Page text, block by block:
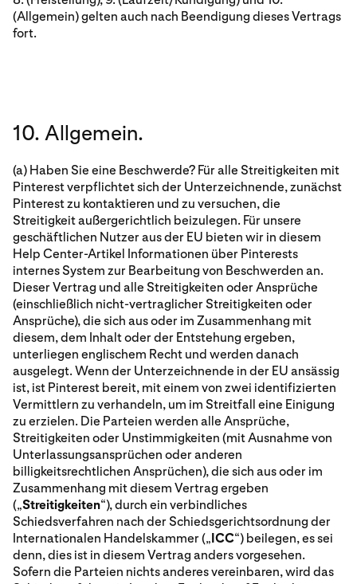
(Allgemein) gelten auch nach Beendigung dieses Vertrags
fort.
10. Allgemein.
(a) Haben Sie eine Beschwerde? Für alle Streitigkeiten mit
Pinterest verpflichtet sich der Unterzeichnende, zunächst
Pinterest zu kontaktieren und zu versuchen, die
Streitigkeit außergerichtlich beizulegen. Für unsere
geschäftlichen Nutzer aus der EU bieten wir in diesem
Help Center-Artikel Informationen über Pinterests
internes System zur Bearbeitung von Beschwerden an.
Dieser Vertrag und alle Streitigkeiten oder Ansprüche
(einschließlich nicht-vertraglicher Streitigkeiten oder
Ansprüche), die sich aus oder im Zusammenhang mit
diesem, dem Inhalt oder der Entstehung ergeben,
unterliegen englischem Recht und werden danach
ausgelegt. Wenn der Unterzeichnende in der EU ansässig
ist, ist Pinterest bereit, mit einem von zwei identifizierten
Vermittlern zu verhandeln, um im Streitfall eine Einigung
zu erzielen. Die Parteien werden alle Ansprüche,
Streitigkeiten oder Unstimmigkeiten (mit Ausnahme von
Unterlassungsansprüchen oder anderen
billigkeitsrechtlichen Ansprüchen), die sich aus oder im
Zusammenhang mit diesem Vertrag ergeben
(„Streitigkeiten“), durch ein verbindliches
Schiedsverfahren nach der Schiedsgerichtsordnung der
Internationalen Handelskammer („ICC“) beilegen, es sei
denn, dies ist in diesem Vertrag anders vorgesehen.
Sofern die Parteien nichts anderes vereinbaren, wird das